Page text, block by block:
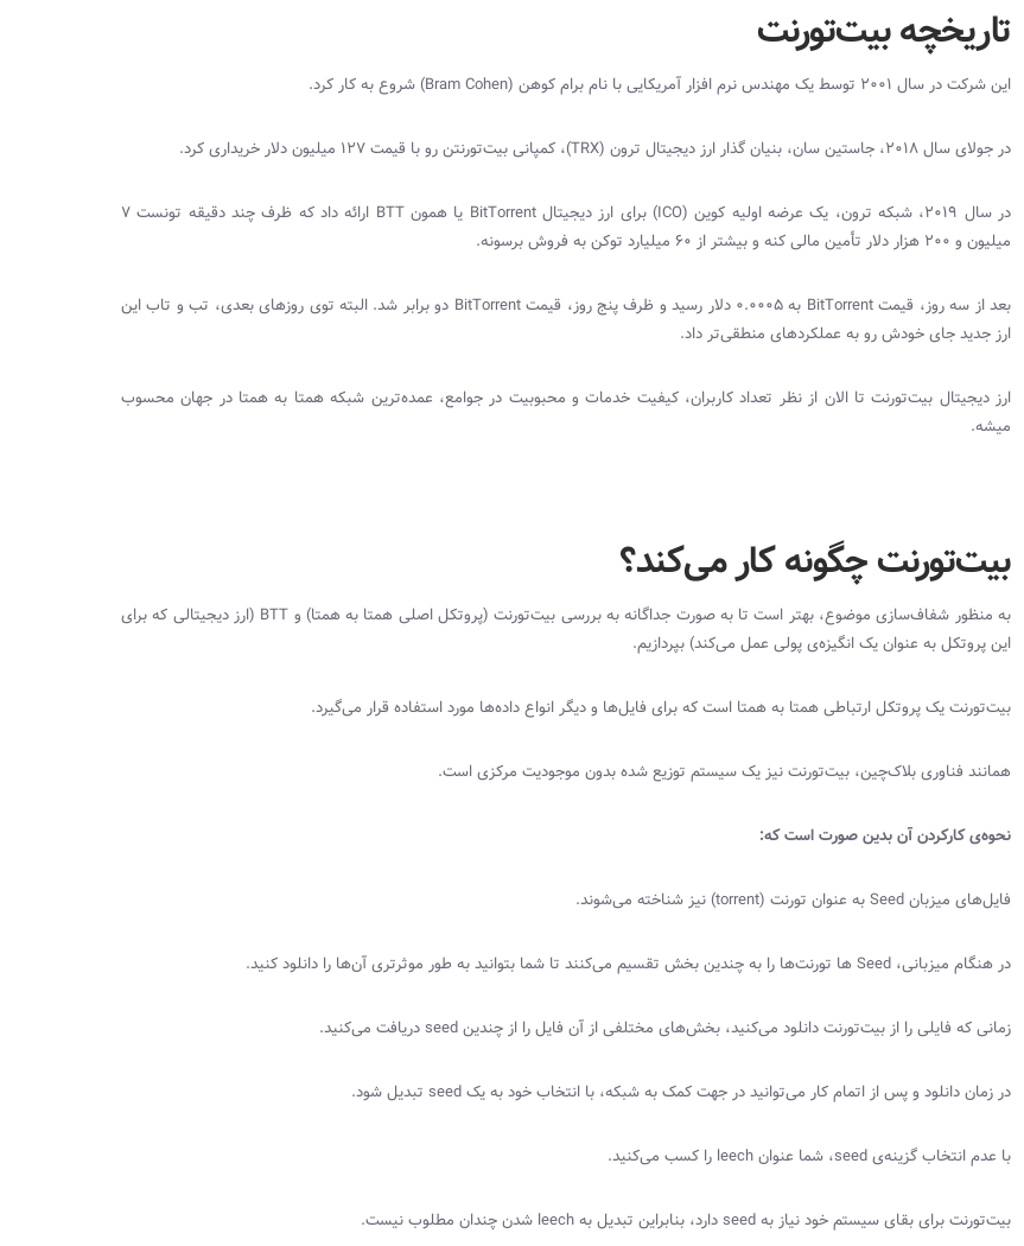
تاریخچه بیت‌تورنت
این شرکت در سال 2001 توسط یک مهندس نرم افزار آمریکایی با نام برام کوهن ( Bram Cohen) شروع به کار کرد.
در جولای سال 2018، جاستین سان، بنیان گذار ارز دیجیتال ترون ( TRX)، کمپانی بیت‌تورنتن رو با قیمت 127 میلیون دلار خریداری کرد.
در سال 2019، شبکه ترون، یک عرضه اولیه کوین ( ICO) برای ارز دیجیتالBitTorrent یا همونBTT
ارائه داد که ظرف چند دقیقه تونست 7
میلیون و 200 هزار دلار تأمین مالی کنه و بیشتر از 60 میلیارد توکن به فروش برسونه.
بعد از سه روز، قیمتBitTorrent به 0.0005 دلار رسید و ظرف پنج روز، قیمت BitTorrent دو برابر شد. البته توی روز‌های بعدی، تب و تاب این
ارز جدید جای خودش رو به عملکردهای منطقی‌تر داد.
ارز دیجیتال بیت‌تورنت تا الان از نظر تعداد کاربران، کیفیت خدمات و محبوبیت در جوامع، عمده‌ترین شبکه همتا به همتا در جهان محسوب
میشه.
بیت‌تورنت چگونه کار می‌کند؟
به منظور شفاف‌سازی موضوع، بهتر است تا به صورت جداگانه به بررسی بیت‌تورنت (پروتکل اصلی همتا به همتا) و BTT (ارز دیجیتالی که برای
این پروتکل به عنوان یک انگیزه‌ی پولی عمل می‌کند) بپردازیم.
بیت‌تورنت یک پروتکل ارتباطی همتا به همتا است که برای فایل‌ها و دیگر انواع داده‌ها مورد استفاده قرار می‌گیرد.
همانند فناوری بلاک‌چین، بیت‌تورنت نیز یک سیستم توزیع‌ شده بدون موجودیت مرکزی است.
نحوه‌ی کار‌کردن آن بدین صورت است که:
فایل‌های میزبانSeedبه عنوان تورنت (torrent) نیز شناخته می‌شوند.
در هنگام میزبانی، Seedها تورنت‌ها را به چندین بخش تقسیم می‌کنند تا شما بتوانید به طور موثرتری آن‌ها را دانلود کنید.
زمانی که فایلی را از بیت‌تورنت دانلود می‌کنید، بخش‌های مختلفی از آن فایل را از چندینseedدریافت می‌کنید.
در زمان دانلود و پس از اتمام کار می‌توانید در جهت کمک به شبکه، با انتخاب خود به یکseed تبدیل شود.
با عدم انتخاب گزینه‌یseed، شما عنوانleech را کسب می‌کنید.
بیت‌تورنت برای بقای سیستم خود نیاز بهseedدارد، بنابراین تبدیل بهleech شدن چندان مطلوب نیست.